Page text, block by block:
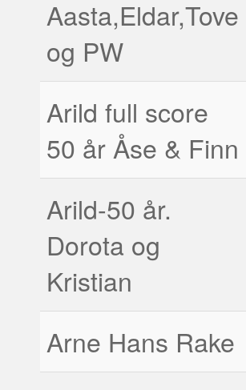
Aasta,Eldar,Tove
og PW
Arild full score
50 år Åse & Finn
Arild-50 år.
Dorota og
Kristian
Arne Hans Rake